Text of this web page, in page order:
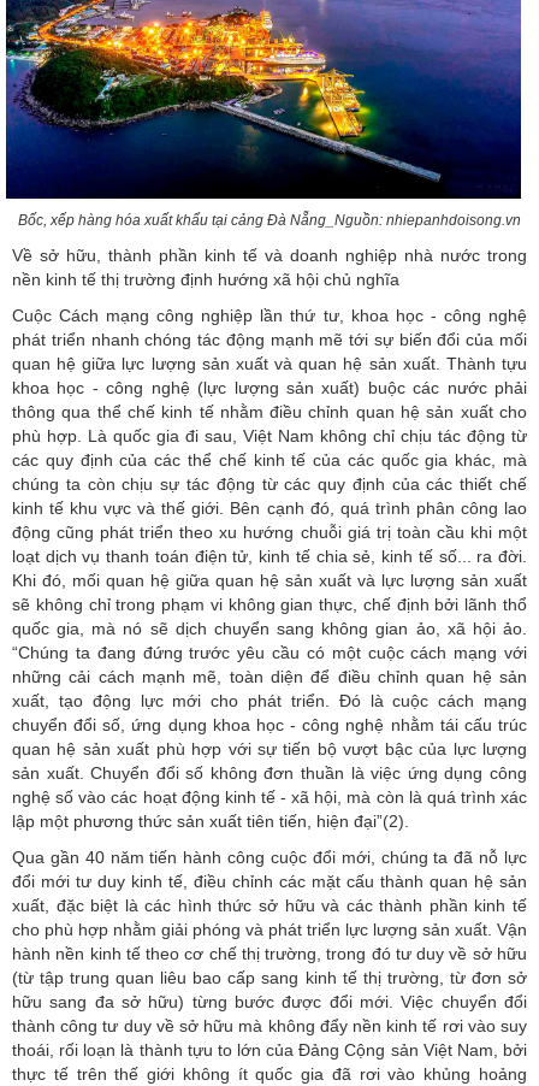
Bốc, xếp hàng hóa xuất khẩu tại cảng Đà Nẵng_Nguồn: nhiepanhdoisong.vn
Về sở hữu, thành phần kinh tế và doanh nghiệp nhà nước trong
nền kinh tế thị trường định hướng xã hội chủ nghĩa
Cuộc Cách mạng công nghiệp lần thứ tư, khoa học - công nghệ
phát triển nhanh chóng tác động mạnh mẽ tới sự biến đổi của mối
quan hệ giữa lực lượng sản xuất và quan hệ sản xuất. Thành tựu
khoa học - công nghệ (lực lượng sản xuất) buộc các nước phải
thông qua thể chế kinh tế nhằm điều chỉnh quan hệ sản xuất cho
phù hợp. Là quốc gia đi sau, Việt Nam không chỉ chịu tác động từ
các quy định của các thể chế kinh tế của các quốc gia khác, mà
chúng ta còn chịu sự tác động từ các quy định của các thiết chế
kinh tế khu vực và thế giới. Bên cạnh đó, quá trình phân công lao
động cũng phát triển theo xu hướng chuỗi giá trị toàn cầu khi một
loạt dịch vụ thanh toán điện tử, kinh tế chia sẻ, kinh tế số... ra đời.
Khi đó, mối quan hệ giữa quan hệ sản xuất và lực lượng sản xuất
sẽ không chỉ trong phạm vi không gian thực, chế định bởi lãnh thổ
quốc gia, mà nó sẽ dịch chuyển sang không gian ảo, xã hội ảo.
“Chúng ta đang đứng trước yêu cầu có một cuộc cách mạng với
những cải cách mạnh mẽ, toàn diện để điều chỉnh quan hệ sản
xuất, tạo động lực mới cho phát triển. Đó là cuộc cách mạng
chuyển đổi số, ứng dụng khoa học - công nghệ nhằm tái cấu trúc
quan hệ sản xuất phù hợp với sự tiến bộ vượt bậc của lực lượng
sản xuất. Chuyển đổi số không đơn thuần là việc ứng dụng công
nghệ số vào các hoạt động kinh tế - xã hội, mà còn là quá trình xác
lập một phương thức sản xuất tiên tiến, hiện đại”(2).
Qua gần 40 năm tiến hành công cuộc đổi mới, chúng ta đã nỗ lực
đổi mới tư duy kinh tế, điều chỉnh các mặt cấu thành quan hệ sản
xuất, đặc biệt là các hình thức sở hữu và các thành phần kinh tế
cho phù hợp nhằm giải phóng và phát triển lực lượng sản xuất. Vận
hành nền kinh tế theo cơ chế thị trường, trong đó tư duy về sở hữu
(từ tập trung quan liêu bao cấp sang kinh tế thị trường, từ đơn sở
hữu sang đa sở hữu) từng bước được đổi mới. Việc chuyển đổi
thành công tư duy về sở hữu mà không đẩy nền kinh tế rơi vào suy
thoái, rối loạn là thành tựu to lớn của Đảng Cộng sản Việt Nam, bởi
thực tế trên thế giới không ít quốc gia đã rơi vào khủng hoảng